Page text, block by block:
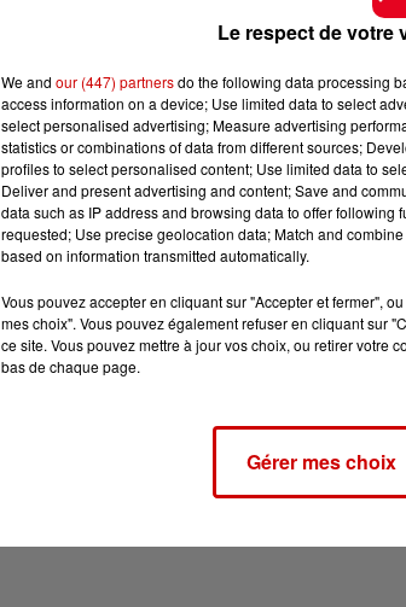
Le respect de votre
We and our (447) partnersdo the following data processing
access information on a device; Use limited data to select
select personalised advertising; Measure advertising
statistics or combinations of data from different sources;
profiles to select personalised content; Use limited data to
Deliver and present advertising and content; Save and
data such as IP address and browsing data to offer
requested; Use precise geolocation data; Match and
based on information transmitted automatically.
Vous pouvez accepter en cliquant sur "Accepter et fermer",
mes choix". Vous pouvez également refuser en cliquant sur
ce site. Vous pouvez mettre à jour vos choix, ou retirer votre
bas de chaque page.
Gérer mes choix